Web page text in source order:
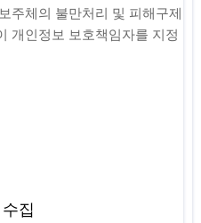
주체의 불만처리 및 피해구제
개인정보 보호책임자를 지정
집